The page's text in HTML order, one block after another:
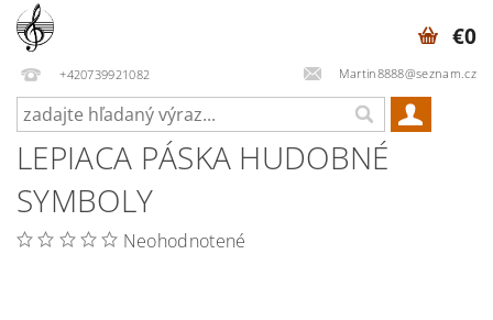
+420739921082 Martin8888@seznam.cz
€0
LEPIACA PÁSKA HUDOBNÉ
SYMBOLY
Neohodnotené